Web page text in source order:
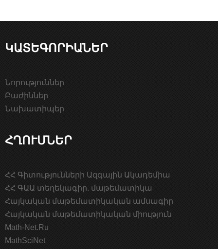
ԿԱՏԵԳՈՐԻԱՆԵՐ
Նորություններ
Բաժիններ
Նախատիպեր
ՀՂՈՒՄՆԵՐ
ՀՀ Գիտությունների Ազգային Ակադեմիա
ՀՀ ԳԱԱ տեղեկագիր. մաթեմատիկա
Հայկական մաթեմատիկական ամսագիր
Հայկական մաթեմատիկական միություն
Math-Net.Ru
MathSciNet